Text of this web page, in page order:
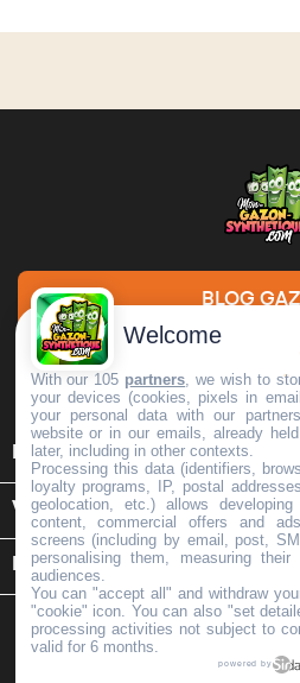
BLOG
DEMANDE
INFORMATIONS
VOTRE COMPTE
INFORMATIONS SUR LE
Welcome
With our 105 partners , we wish to
your devices (cookies, pixels in
your personal data with our
website or in our emails, already
later, including in other contexts.
Processing this data (identifiers,
loyalty programs, IP, postal
geolocation, etc.) allows
content, commercial offers and
screens (including by email, post,
personalising them, measuring
audiences.
You can "accept all" and withdraw
"cookie" icon . You can also "set
processing activities not subject to
valid for 6 months.
powered by